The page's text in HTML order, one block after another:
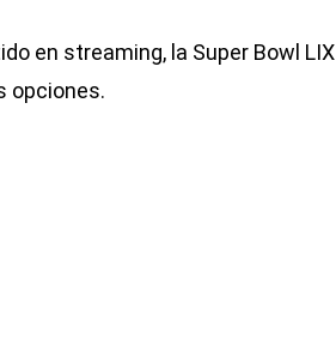
en streaming, la Super Bowl LIX
opciones.